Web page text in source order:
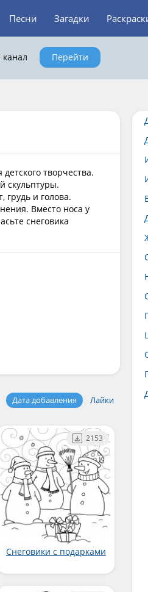
Песни Загадки
канал Перейти
творчества.
скульптуры.
грудь и голова.
Вместо носа у
снеговика
Дата добавления Лайки
Снеговики с подарками
2153